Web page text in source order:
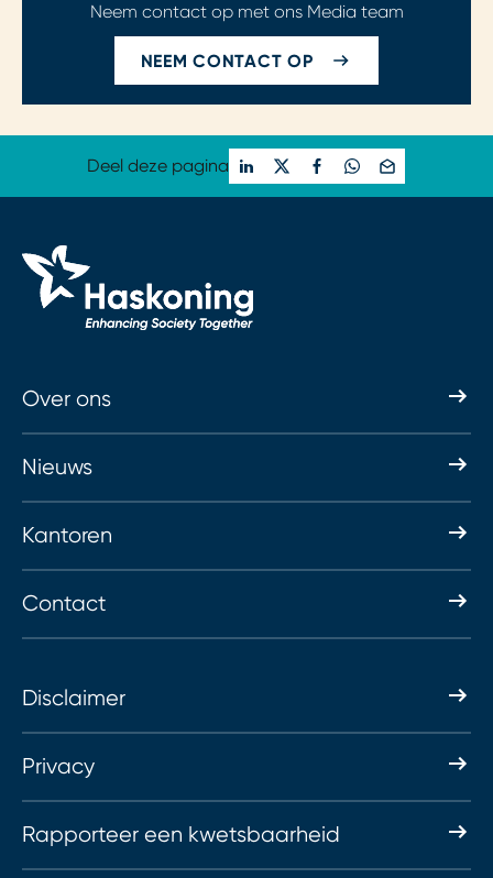
Neem contact op met ons Media team
NEEM CONTACT OP
Deel deze pagina
Over ons
Nieuws
Kantoren
Contact
Disclaimer
Privacy
Rapporteer een kwetsbaarheid